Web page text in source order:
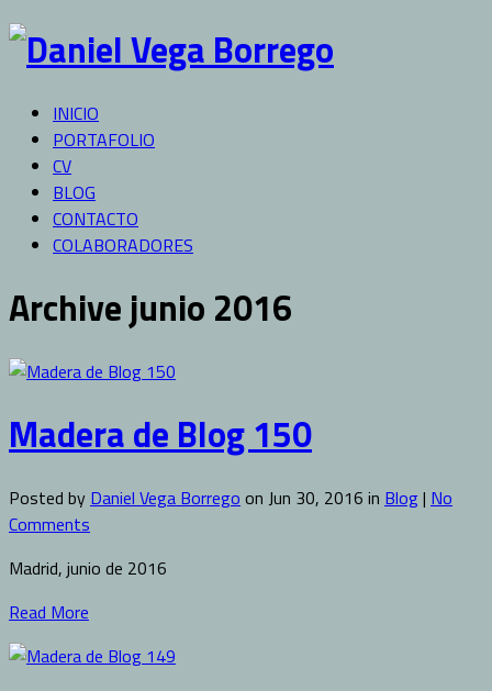
INICIO
PORTAFOLIO
CV
BLOG
CONTACTO
COLABORADORES
Archive junio 2016
Madera de Blog 150
Posted by Daniel Vega Borrego on Jun 30, 2016 in Blog| No
Comments
Madrid, junio de 2016
Read More